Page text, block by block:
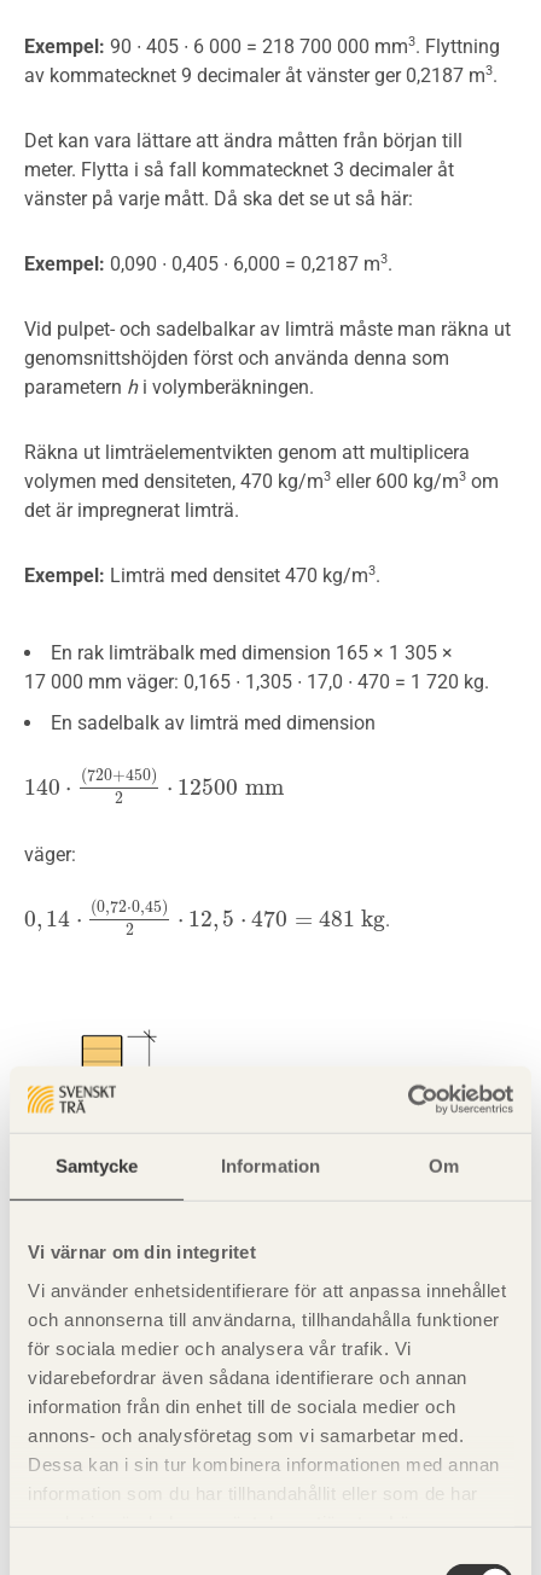
Samtycke Information Om
Vi värnar om din integritet
Vi använder enhetsidentifierare för att anpassa innehållet
och annonserna till användarna, tillhandahålla funktioner
för sociala medier och analysera vår trafik. Vi
vidarebefordrar även sådana identifierare och annan
information från din enhet till de sociala medier och
annons- och analysföretag som vi samarbetar med.
Dessa kan i sin tur kombinera informationen med annan
information som du har tillhandahållit eller som de har
Exempel: 90 ∙ 405 ∙ 6 000 = 218 700 000 mm3. Flyttning
av kommatecknet 9 decimaler åt vänster ger 0,2187 m3.
Det kan vara lättare att ändra måtten från början till
meter. Flytta i så fall kommatecknet 3 decimaler åt
vänster på varje mått. Då ska det se ut så här:
Exempel: 0,090 ∙ 0,405 ∙ 6,000 = 0,2187 m3.
Vid pulpet- och sadelbalkar av limträ måste man räkna ut
genomsnittshöjden först och använda denna som
parametern hi volymberäkningen.
Räkna ut limträelementvikten genom att multiplicera
volymen med densiteten, 470 kg/m3 eller 600 kg/m3 om
det är impregnerat limträ.
Exempel: Limträ med densitet 470 kg/m3.
En rak limträbalk med dimension 165 × 1 305 ×
17 000 mm väger: 0,165 ∙ 1,305 ∙ 17,0 ∙ 470 = 1 720 kg.
En sadelbalk av limträ med dimension
140 ⋅ (720+450)
2
⋅ 12500 mm
140⋅ (720+450)2 ⋅12500m m
väger:
0, 14 ⋅ (0,72⋅0,45)
2
⋅ 12, 5 ⋅ 470 = 481 kg
0,14⋅( 0 72⋅0,45)2 12,5⋅ 470 =481 kg .